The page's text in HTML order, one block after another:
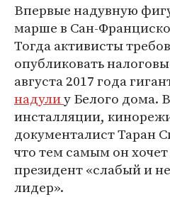
Впервые надувную
марше в Сан-Франциско
Тогда активисты
опубликовать
августа 2017 года
надулиу Белого дома.
инсталляции,
документалист Таран
что тем самым он хочет
президент «слабый и
лидер».